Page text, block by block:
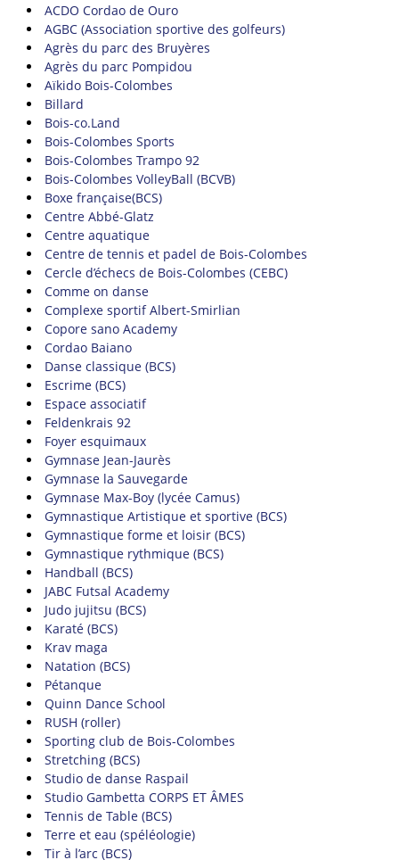
ACDO Cordao de Ouro
AGBC (Association sportive des golfeurs)
Agrès du parc des Bruyères
Agrès du parc Pompidou
Aïkido Bois-Colombes
Billard
Bois-co.Land
Bois-Colombes Sports
Bois-Colombes Trampo 92
Bois-Colombes VolleyBall (BCVB)
Boxe française(BCS)
Centre Abbé-Glatz
Centre aquatique
Centre de tennis et padel de Bois-Colombes
Cercle d’échecs de Bois-Colombes (CEBC)
Comme on danse
Complexe sportif Albert-Smirlian
Copore sano Academy
Cordao Baiano
Danse classique (BCS)
Escrime (BCS)
Espace associatif
Feldenkrais 92
Foyer esquimaux
Gymnase Jean-Jaurès
Gymnase la Sauvegarde
Gymnase Max-Boy (lycée Camus)
Gymnastique Artistique et sportive (BCS)
Gymnastique forme et loisir (BCS)
Gymnastique rythmique (BCS)
Handball (BCS)
JABC Futsal Academy
Judo jujitsu (BCS)
Karaté (BCS)
Krav maga
Natation (BCS)
Pétanque
Quinn Dance School
RUSH (roller)
Sporting club de Bois-Colombes
Stretching (BCS)
Studio de danse Raspail
Studio Gambetta CORPS ET ÂMES
Tennis de Table (BCS)
Terre et eau (spéléologie)
Tir à l’arc (BCS)